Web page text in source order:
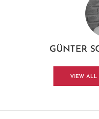
GÜNTER
VIEW ALL